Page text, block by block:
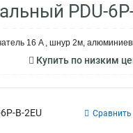
PDU-
16 A , шнур 2м,
Купить по низким
B-2EU Сравнить